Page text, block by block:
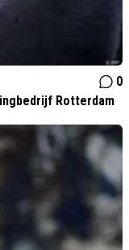
0
Rotterdam